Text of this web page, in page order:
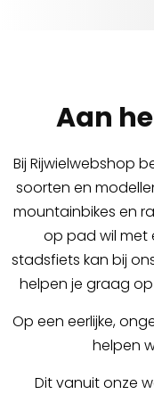
Aan
Bij Rijwielwebshop
soorten en
mountainbikes en
op pad wil met
stadsfiets kan bij
helpen je graag
Op een eerlijke,
helpen
Dit vanuit onze